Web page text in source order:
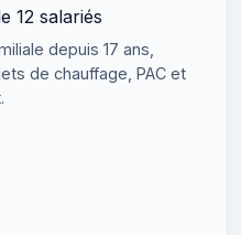
12 salariés
depuis 17 ans,
de chauffage, PAC et